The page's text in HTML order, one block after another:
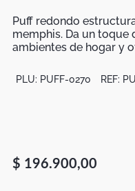
Puff redondo
memphis. Da un toque
ambientes de hogar y
PLU: PUFF-0270 REF:
$ 196.900,00